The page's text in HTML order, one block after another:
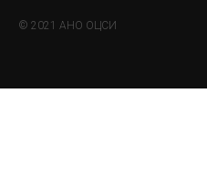
© 2021 АНО ОЦСИ